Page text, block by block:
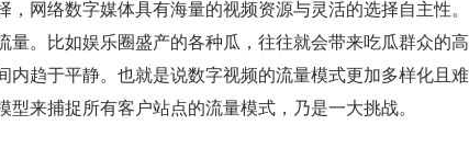
网络数字媒体具有海量的视频资源与灵活的选择自主性。
。比如娱乐圈盛产的各种瓜，往往就会带来吃瓜群众的高
趋于平静。也就是说数字视频的流量模式更加多样化且难
来捕捉所有客户站点的流量模式，乃是一大挑战。